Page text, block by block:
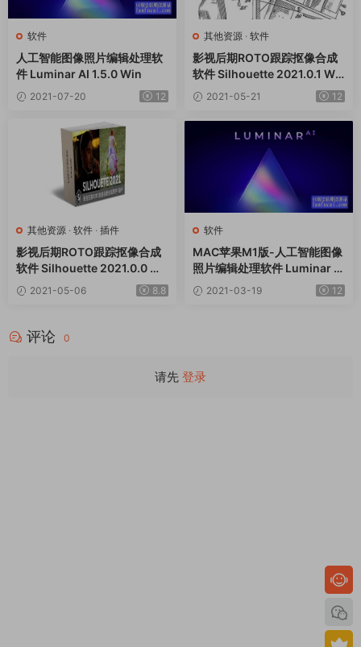
软件
人工智能图像照片编辑处理软
件 Luminar AI 1.5.0 Win
2021-07-20 12
其他资源 · 软件
影视后期ROTO跟踪抠像合成
软件 Silhouette 2021.0.1 Wi
n + AE/PR/VEGAS/OFX/达芬
奇插件
2021-05-21 12
其他资源 · 软件 · 插件
影视后期ROTO跟踪抠像合成
软件 Silhouette 2021.0.0 Wi
n + AE/PR/VEGAS/OFX/达芬
奇插件
2021-05-06 8.8
软件
MAC苹果M1版-人工智能图像
照片编辑处理软件 Luminar AI
1.3.0.9363
2021-03-19 12
评论 0
请先 登录